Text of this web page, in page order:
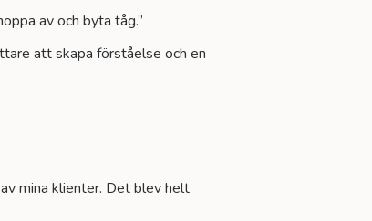
av och byta tåg.”
att skapa förståelse och en
mina klienter. Det blev helt